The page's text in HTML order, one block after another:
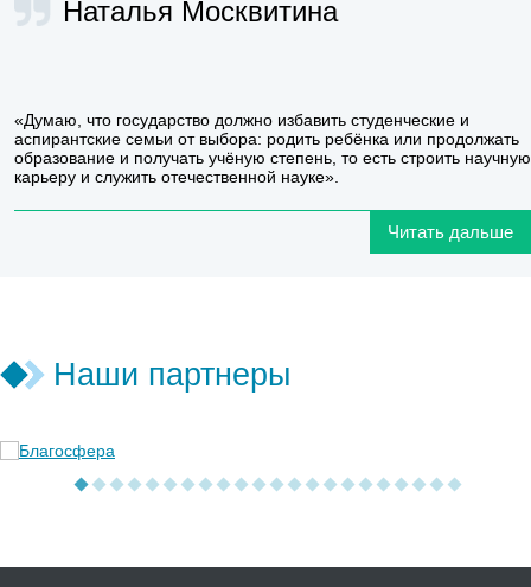
Наталья Москвитина
«Думаю, что государство должно избавить студенческие и
аспирантские семьи от выбора: родить ребёнка или продолжать
образование и получать учёную степень, то есть строить научную
карьеру и служить отечественной науке».
Читать дальше
Наши партнеры